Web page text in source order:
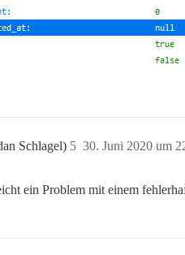
Schlagel) 30. Juni 2020 um
5
ein Problem mit einem